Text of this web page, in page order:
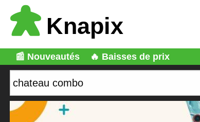
Knapix
📰 Nouveautés 🔥 Baisses de prix